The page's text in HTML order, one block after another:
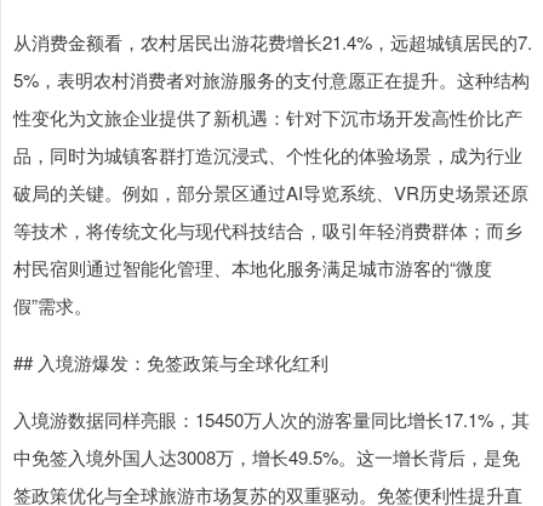
从消费金额看，农村居民出游花费增长21.4%，远超城镇居民的7.
5%，表明农村消费者对旅游服务的支付意愿正在提升。这种结构
性变化为文旅企业提供了新机遇：针对下沉市场开发高性价比产
品，同时为城镇客群打造沉浸式、个性化的体验场景，成为行业
破局的关键。例如，部分景区通过AI导览系统、VR历史场景还原
等技术，将传统文化与现代科技结合，吸引年轻消费群体；而乡
村民宿则通过智能化管理、本地化服务满足城市游客的“微度
假”需求。
## 入境游爆发：免签政策与全球化红利
入境游数据同样亮眼：15450万人次的游客量同比增长17.1%，其
中免签入境外国人达3008万，增长49.5%。这一增长背后，是免
签政策优化与全球旅游市场复苏的双重驱动。免签便利性提升直